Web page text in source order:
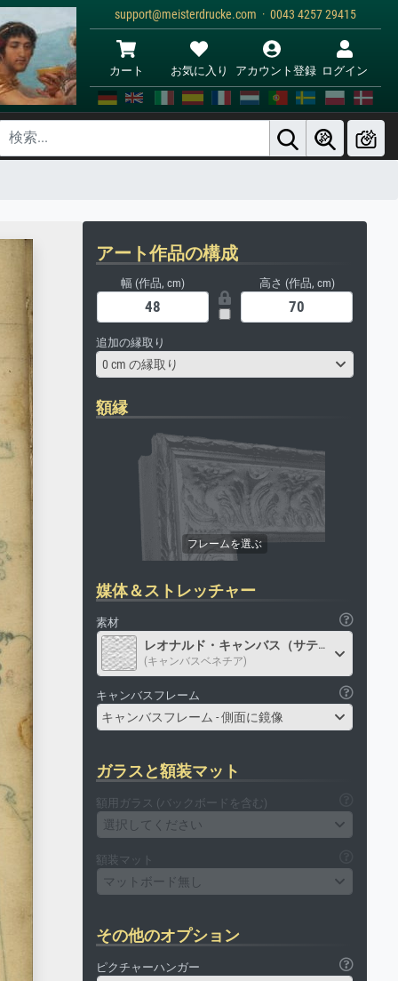
support@meisterdrucke.com · 0043 4257 29415
カート お気に入り アカウント登録 ログイン
アート作品の構成
幅 (作品, cm) 高さ (作品, cm)
追加の縁取り
0 cm の縁取り
額縁
媒体＆ストレッチャー
素材
レオナルド・キャンバス（サテン）
(キャンバスベネチア)
キャンバスフレーム
キャンバスフレーム - 側面に鏡像
ガラスと額装マット
額用ガラス (バックボードを含む)
選択してください
額装マット
マットボード無し
その他のオプション
ピクチャーハンガー